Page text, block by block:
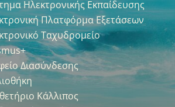
Ηλεκτρονικής Εκπαίδευσης
Πλατφόρμα Εξετάσεων
Ταχυδρομείο
Διασύνδεσης
Κάλλιπος